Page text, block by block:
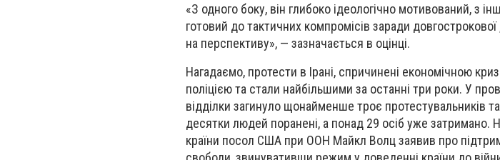
«З одного боку, він глибоко ідеологічно мотивований, з
готовий до тактичних компромісів заради
на перспективу», — зазначається в оцінці.
Нагадаємо, протести в Ірані, спричинені економічною
поліцією та стали найбільшими за останні три роки. У
відділки загинуло щонайменше троє протестувальників
десятки людей поранені, а понад 29 осіб уже затримано.
країни посол США при ООН Майкл Волц заявив про